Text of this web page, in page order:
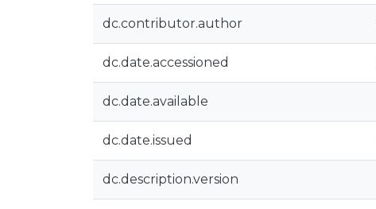
dc.contributor.author
dc.date.accessioned
dc.date.available
dc.date.issued
dc.description.version